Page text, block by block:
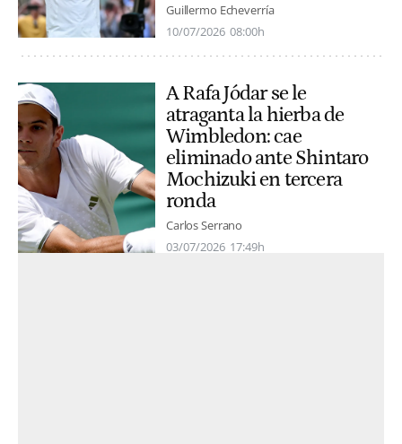
Guillermo Echeverría
10/07/2026 08:00h
A Rafa Jódar se le
atraganta la hierba de
Wimbledon: cae
eliminado ante Shintaro
Mochizuki en tercera
ronda
Carlos Serrano
03/07/2026 17:49h